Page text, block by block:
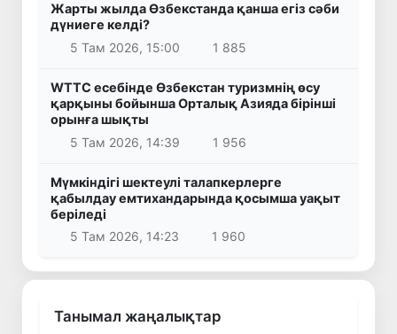
Жарты жылда Өзбекстанда қанша егіз сәби
дүниеге келді?
5 Там 2026, 15:00
1 885
WTTC есебінде Өзбекстан туризмнің өсу
қарқыны бойынша Орталық Азияда бірінші
орынға шықты
5 Там 2026, 14:39
1 956
Мүмкіндігі шектеулі талапкерлерге
қабылдау емтихандарында қосымша уақыт
беріледі
5 Там 2026, 14:23
1 960
Танымал жаңалықтар